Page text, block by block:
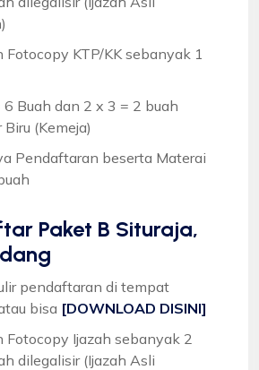
Fotocopy KTP/KK sebanyak 1
Buah dan 2 x 3 = 2 buah
(Kemeja)
Pendaftaran beserta Materai
Paket B Situraja,
pendaftaran di tempat
bisa [DOWNLOAD DISINI]
Fotocopy Ijazah sebanyak 2
dilegalisir (Ijazah Asli